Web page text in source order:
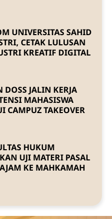
UNIVERSITAS SAHID
CETAK LULUSAN
KREATIF DIGITAL
JALIN KERJA
MAHASISWA
CAMPUZ TAKEOVER
HUKUM
UJI MATERI PASAL
KE MAHKAMAH